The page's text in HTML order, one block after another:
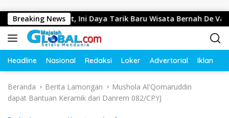
Breaking News
di Resort, Ini Daya Tarik Baru Wisata Bernah De Vallei
Headline Nasional Redaksi Loker Advertorial Iklan
Beranda Berita Lamongan
Mushola Al'Qomaruddin
dapat Bantuan Keramik dari Danrem 082/CPYJ